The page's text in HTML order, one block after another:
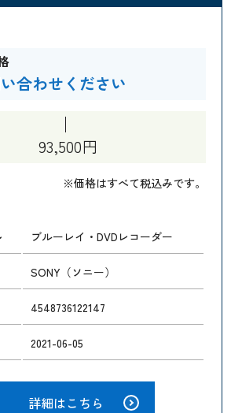
合わせください
93,500円
※価格はすべて税込みです。
ブルーレイ・DVDレコーダー
SONY（ソニー）
4548736122147
2021-06-05
詳細はこちら